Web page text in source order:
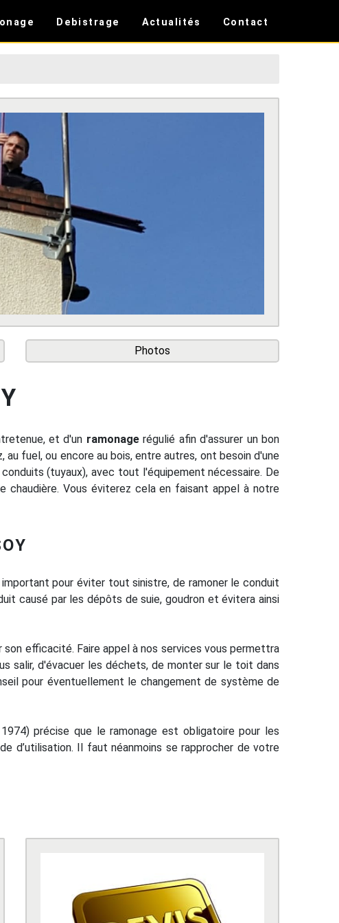
Debistrage Actualités Contact
Photos
et d'un ramonagerégulié afin d'assurer un bon
fuel, ou encore au bois, entre autres, ont besoin d'une
(tuyaux), avec tout l'équipement nécessaire. De
chaudière. Vous éviterez cela en faisant appel à notre
pour éviter tout sinistre, de ramoner le conduit
causé par les dépôts de suie, goudron et évitera ainsi
efficacité. Faire appel à nos services vous permettra
salir, d'évacuer les déchets, de monter sur le toit dans
pour éventuellement le changement de système de
précise que le ramonage est obligatoire pour les
d’utilisation. Il faut néanmoins se rapprocher de votre